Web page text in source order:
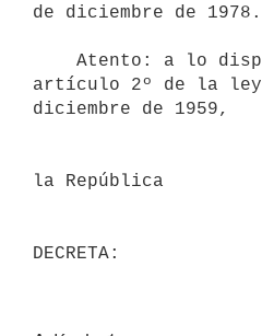
de diciembre de 1978.
artículo 2º de la ley
diciembre de 1959,
la República